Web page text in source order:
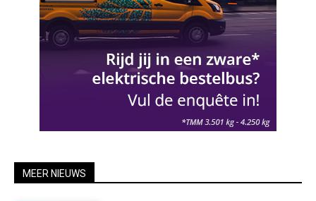
MEER NIEUWS